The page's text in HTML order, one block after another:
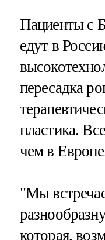
Пациенты с
едут в
пересадка
пластика.
чем в
"Мы
которая,